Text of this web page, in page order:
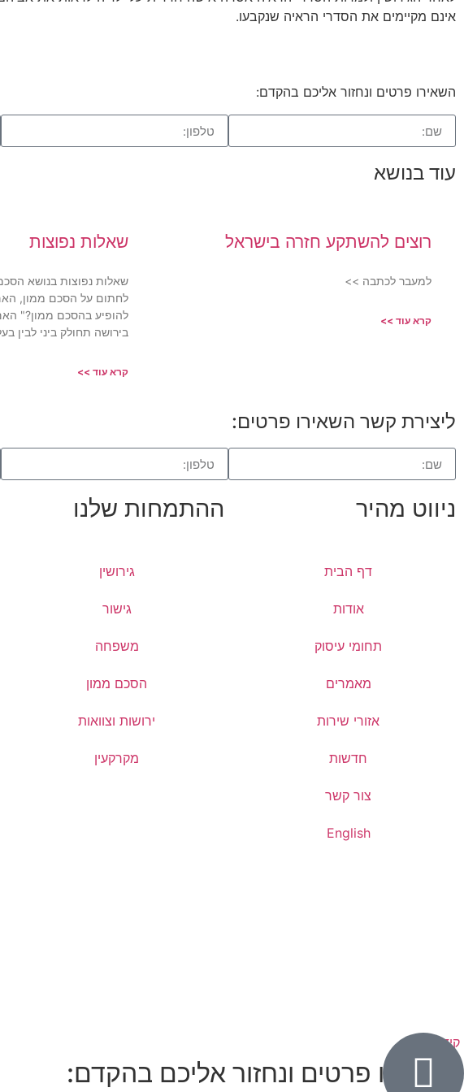
אינם מקיימים את הסדרי הראיה שנקבעו.
השאירו פרטים ונחזור אליכם בהקדם:
עוד בנושא
רוצים להשתקע חזרה בישראל
למעבר לכתבה >>
קרא עוד >>
שאלות נפוצות
שאלות נפוצות בנושא
לחתום על הסכם ממון,
להופיע בהסכם ממון?"
בירושה תחולק ביני לבין
קרא עוד >>
ליצירת קשר השאירו פרטים:
ניווט מהיר
דף הבית
אודות
תחומי עיסוק
מאמרים
אזורי שירות
חדשות
צור קשר
English
ההתמחות שלנו
גירושין
גישור
משפחה
הסכם ממון
ירושות וצוואות
מקרקעין
קידום
השאירו פרטים ונחזור אליכם בהקדם: